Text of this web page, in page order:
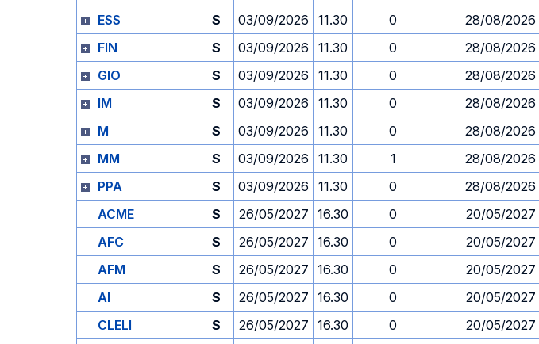
ESS
S 03/09/2026 11.30 0
28/08/2026
FIN
S 03/09/2026 11.30 0
28/08/2026
GIO
S 03/09/2026 11.30 0
28/08/2026
IM
S 03/09/2026 11.30 0
28/08/2026
M
S 03/09/2026 11.30 0
28/08/2026
MM
S 03/09/2026 11.30 1
28/08/2026
PPA
S 03/09/2026 11.30 0
28/08/2026
ACME
S 26/05/2027 16.30 0
20/05/2027
AFC
S 26/05/2027 16.30 0
20/05/2027
AFM
S 26/05/2027 16.30 0
20/05/2027
AI
S 26/05/2027 16.30 0
20/05/2027
CLELI
S 26/05/2027 16.30 0
20/05/2027